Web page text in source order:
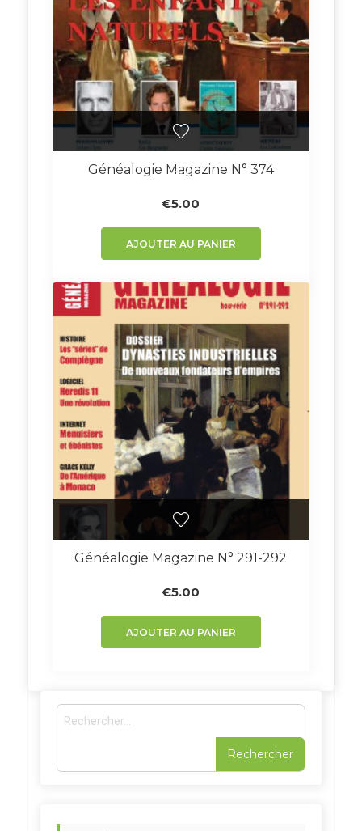
Généalogie Magazine N° 374
€5.00
AJOUTER AU PANIER
Généalogie Magazine N° 291-292
€5.00
AJOUTER AU PANIER
R